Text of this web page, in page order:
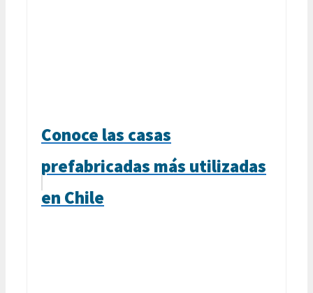
Conoce las casas
prefabricadas más utilizadas
en Chile